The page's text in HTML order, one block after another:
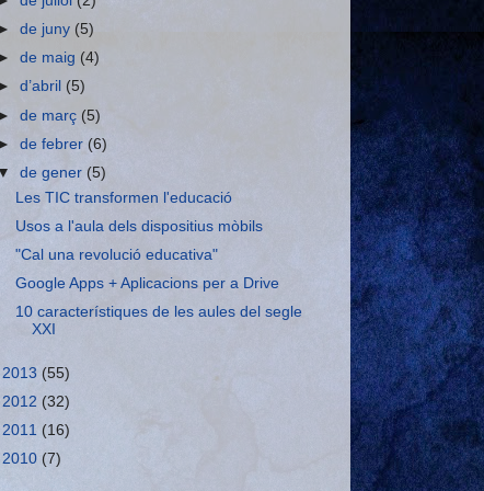
de juny (5)
de maig (4)
d’abril (5)
de març (5)
de febrer (6)
▼de gener (5)
Les TIC transformen l'educació
Usos a l'aula dels dispositius mòbils
"Cal una revolució educativa"
Google Apps + Aplicacions per a Drive
10 característiques de les aules del segle
XXI
2013 (55)
2012 (32)
2011 (16)
2010 (7)